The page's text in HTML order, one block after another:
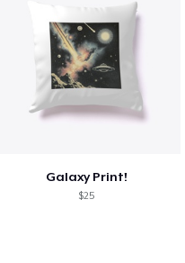
Galaxy Print!
$25